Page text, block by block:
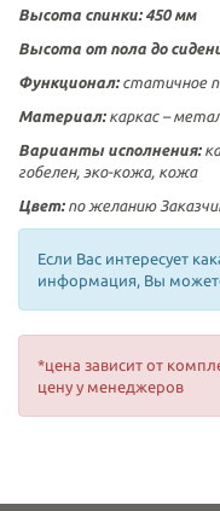
Высота спинки: 450 мм
Высота от пола до
Функционал: статичное
Материал: каркас –
Варианты исполнения:
гобелен, эко-кожа, кожа
Цвет:по желанию
Если Вас интересует
информация, Вы
*цена зависит от
цену у менеджеров